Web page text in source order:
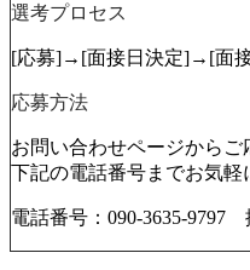
選考プロセス
[応募]→[面接日決定]→[面
応募方法
お問い合わせページからご
下記の電話番号までお気軽
電話番号：090-3635-9797